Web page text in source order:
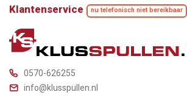
Klantenservice nu telefonisch niet bereikbaar
0570-626255
info@klusspullen.nl